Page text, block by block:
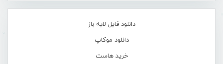
دانلود فایل لایه باز
دانلود موکاپ
خرید هاست